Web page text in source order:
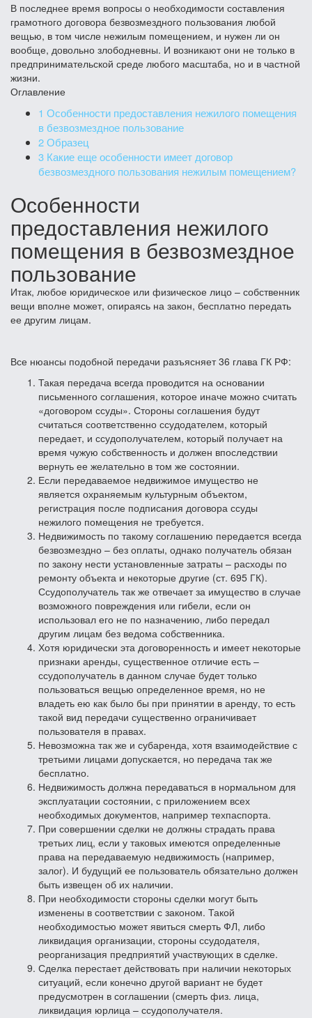
В последнее время вопросы о необходимости составления
грамотного договора безвозмездного пользования любой
вещью, в том числе нежилым помещением, и нужен ли он
вообще, довольно злободневны. И возникают они не только в
предпринимательской среде любого масштаба, но и в частной
жизни.
Оглавление
1 Особенности предоставления нежилого помещения
в безвозмездное пользование
2Образец
3 Какие еще особенности имеет договор
безвозмездного пользования нежилым помещением?
Особенности
предоставления нежилого
помещения в безвозмездное
пользование
Итак, любое юридическое или физическое лицо – собственник
вещи вполне может, опираясь на закон, бесплатно передать
ее другим лицам.
Все нюансы подобной передачи разъясняет 36 глава ГК РФ:
Такая передача всегда проводится на основании
письменного соглашения, которое иначе можно считать
«договором ссуды». Стороны соглашения будут
считаться соответственно ссудодателем, который
передает, и ссудополучателем, который получает на
время чужую собственность и должен впоследствии
вернуть ее желательно в том же состоянии.
Если передаваемое недвижимое имущество не
является охраняемым культурным объектом,
регистрация после подписания договора ссуды
нежилого помещения не требуется.
Недвижимость по такому соглашению передается всегда
безвозмездно – без оплаты, однако получатель обязан
по закону нести установленные затраты – расходы по
ремонту объекта и некоторые другие (ст. 695 ГК).
Ссудополучатель так же отвечает за имущество в случае
возможного повреждения или гибели, если он
использовал его не по назначению, либо передал
другим лицам без ведома собственника.
Хотя юридически эта договоренность и имеет некоторые
признаки аренды, существенное отличие есть –
ссудополучатель в данном случае будет только
пользоваться вещью определенное время, но не
владеть ею как было бы при принятии в аренду, то есть
такой вид передачи существенно ограничивает
пользователя в правах.
Невозможна так же и субаренда, хотя взаимодействие с
третьими лицами допускается, но передача так же
бесплатно.
Недвижимость должна передаваться в нормальном для
эксплуатации состоянии, с приложением всех
необходимых документов, например техпаспорта.
При совершении сделки не должны страдать права
третьих лиц, если у таковых имеются определенные
права на передаваемую недвижимость (например,
залог). И будущий ее пользователь обязательно должен
быть извещен об их наличии.
При необходимости стороны сделки могут быть
изменены в соответствии с законом. Такой
необходимостью может явиться смерть ФЛ, либо
ликвидация организации, стороны ссудодателя,
реорганизация предприятий участвующих в сделке.
Сделка перестает действовать при наличии некоторых
ситуаций, если конечно другой вариант не будет
предусмотрен в соглашении (смерть физ. лица,
ликвидация юрлица – ссудополучателя.